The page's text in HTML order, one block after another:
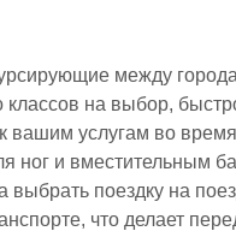
между
классов на выбор,
вашим услугам во
ног и вместительным
поездку на
что делает